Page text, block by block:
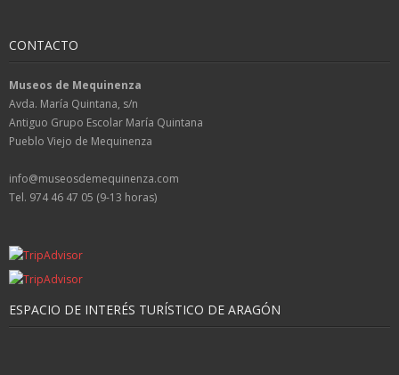
CONTACTO
Museos de Mequinenza
Avda. María Quintana, s/n
Antiguo Grupo Escolar María Quintana
Pueblo Viejo de Mequinenza
info@museosdemequinenza.com
Tel. 974 46 47 05 (9-13 horas)
ESPACIO DE INTERÉS TURÍSTICO DE ARAGÓN